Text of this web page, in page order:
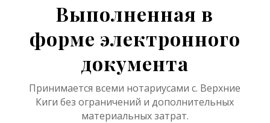
Выполненная в
форме электронного
документа
Принимается всеми нотариусами с. Верхние
Киги без ограничений и дополнительных
материальных затрат.